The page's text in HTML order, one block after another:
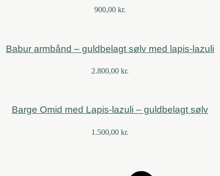
900,00 kr.
Babur armbånd – guldbelagt sølv med lapis-lazuli
2.800,00 kr.
Barge Omid med Lapis-lazuli – guldbelagt sølv
1.500,00 kr.